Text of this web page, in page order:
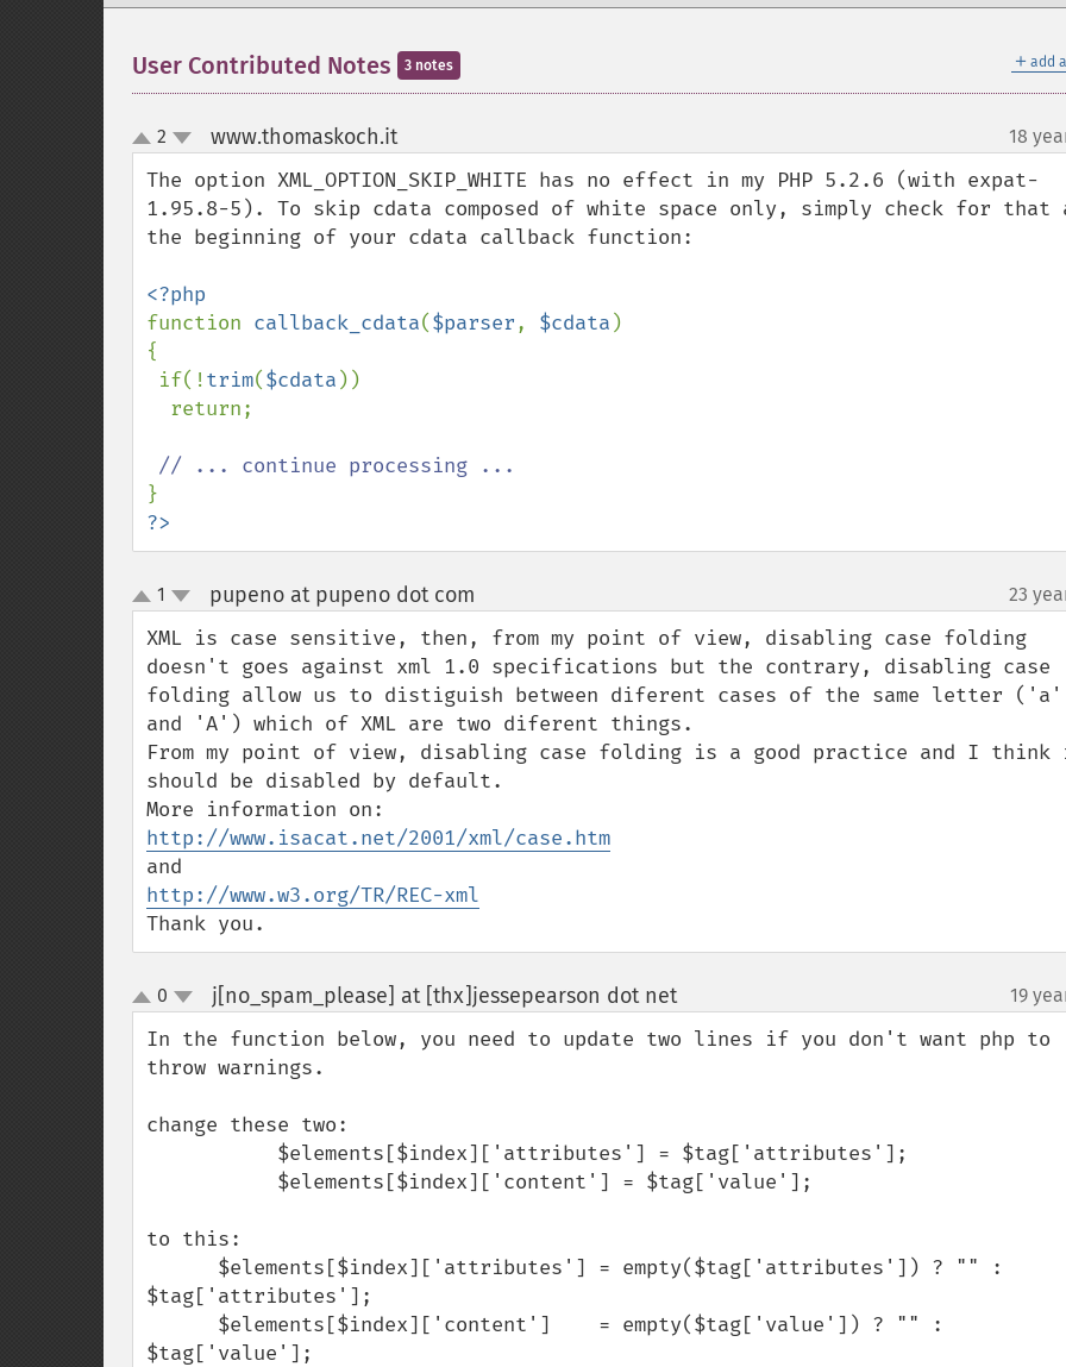
＋ add
User Contributed Notes 3 notes
up
down
2 www.thomaskoch.it¶ 18
The option XML_OPTION_SKIP_WHITE has no effect in my PHP 5.2.6 (with expat-
1.95.8-5). To skip cdata composed of white space only, simply check for that
the beginning of your cdata callback function:
function callback_cdata($parser, $cdata )
{
if(!trim($cdata ))
?>
up
down
1 pupeno at pupeno dot com 23
XML is case sensitive, then, from my point of view, disabling case folding
doesn't goes against xml 1.0 specifications but the contrary, disabling case
folding allow us to distiguish between diferent cases of the same letter ('a'
and 'A') which of XML are two diferent things.
From my point of view, disabling case folding is a good practice and I
should be disabled by default.
http://www.isacat.net/2001/xml/case.htm
http://www.w3.org/TR/REC-xml
Thank you.
up
down
0 j[no_spam_please] at [thx]jessepearson dot net¶ 19
In the function below, you need to update two lines if you don't want php to
throw warnings.
change these two:
to this:
$tag['attributes'];
$tag['value'];